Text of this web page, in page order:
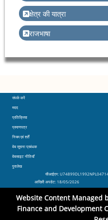
क्षेत्र की यात्रा
राजभाषा
Footer
संपर्क करें
मदद
प्रतिक्रिया
प्रमाणपत्र
नियम एवं शर्तें
वेब सूचना प्रबंधक
वेबसाइट नीतियाँ
पुरालेख
सीआईएन:
आखिरी अपडेट: 18/05/2026
Website Content Managed
Finance and Development